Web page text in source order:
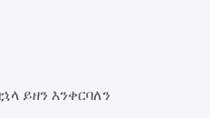
ይዘን እንቀርባለን